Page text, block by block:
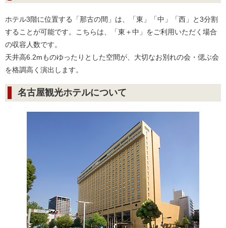
ホテル3階に位置する「那古の間」は、「東」「中」「西」と3分割
することが可能です。こちらは、「東＋中」をご利用いただく場合
の収容人数です。
天井高6.2mものゆったりとした空間が、大切なお別れの会・偲ぶ会
を格調高く演出します。
名古屋観光ホテルについて